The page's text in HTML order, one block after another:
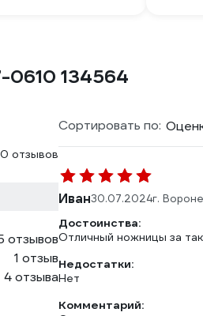
0610 134564
отзывов
отзывов
1 отзыв
4 отзыва
Сортировать по:
Иван30.07.2024г.
Достоинства:
Отличный ножницы за
Недостатки:
Нет
Комментарий: